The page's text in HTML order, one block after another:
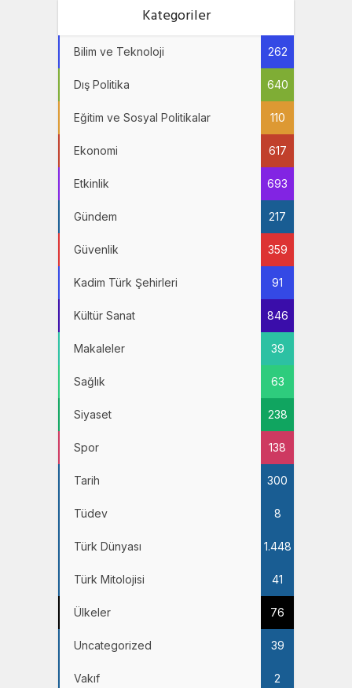
Kategoriler
Bilim ve Teknoloji 262
Dış Politika 640
Eğitim ve Sosyal Politikalar 110
Ekonomi 617
Etkinlik 693
Gündem 217
Güvenlik 359
Kadim Türk Şehirleri 91
Kültür Sanat 846
Makaleler 39
Sağlık 63
Siyaset 238
Spor 138
Tarih 300
Tüdev 8
Türk Dünyası 1.448
Türk Mitolojisi 41
Ülkeler 76
Uncategorized 39
Vakıf 2